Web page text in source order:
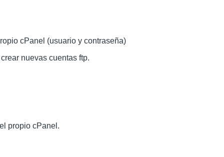
cPanel (usuario y contraseña)
nuevas cuentas ftp.
propio cPanel.